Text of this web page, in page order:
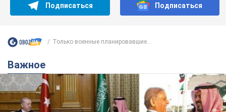
Подписаться Подписаться
Только военные планировавшие...
Важное